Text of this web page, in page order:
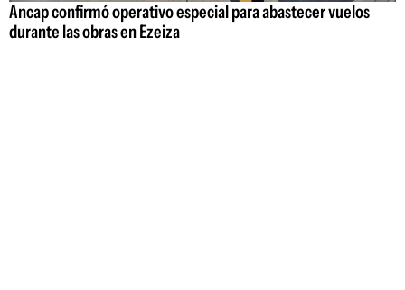
Ancap confirmó operativo especial para abastecer vuelos
durante las obras en Ezeiza